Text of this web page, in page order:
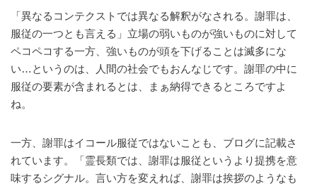
「異なるコンテクストでは異なる解釈がなされる。謝罪は、
服従の一つとも言える」立場の弱いものが強いものに対して
ペコペコする一方、強いものが頭を下げることは滅多にな
い…というのは、人間の社会でもおんなじです。謝罪の中に
服従の要素が含まれるとは、まぁ納得できるところですよ
ね。
一方、謝罪はイコール服従ではないことも、ブログに記載さ
れています。「霊長類では、謝罪は服従というより提携を意
味するシグナル。言い方を変えれば、謝罪は挨拶のようなも